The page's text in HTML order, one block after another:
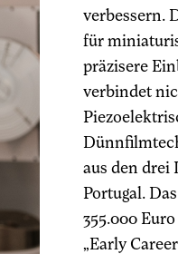
verbessern.
für
präzisere
verbindet
aus den drei
Portugal.
355.000
„Early